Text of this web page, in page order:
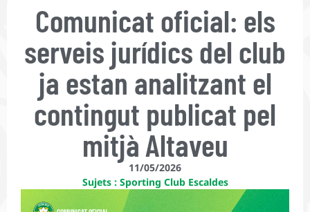
Comunicat oficial: els
serveis jurídics del club
ja estan analitzant el
contingut publicat pel
mitjà Altaveu
11/05/2026
Sujets : Sporting Club Escaldes